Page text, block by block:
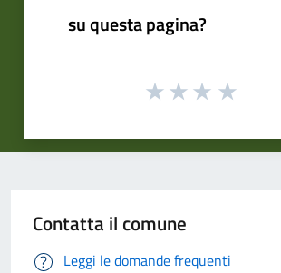
su questa pagina?
Contatta il comune
Leggi le domande frequenti